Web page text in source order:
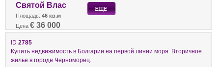
Святой Влас
Площадь: 46 кв.м
Цена € 36 000
ID 2785
Купить недвижимость в Болгарии на первой линии моря. Вторичное
жилье в городе Черноморец.